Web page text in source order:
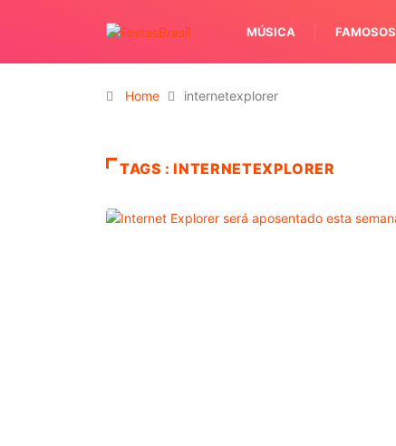
MÚSICA FAMOSOS
Home internetexplorer
TAGS : INTERNETEXPLORER